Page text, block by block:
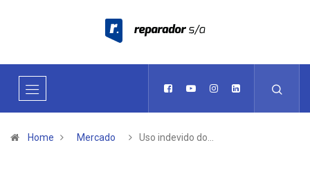
Home Mercado Uso indevido do…